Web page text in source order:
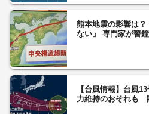
熊本地震の影響は
ない」 専門家が警
【台風情報】台風
力維持のおそれも